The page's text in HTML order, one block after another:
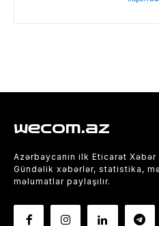
wecom.az
Azərbaycanın ilk Eticarət Xəbər
Gündəlik xəbərlər, statistika,
məlumatlar paylaşılır.